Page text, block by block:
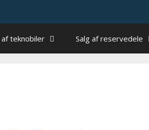
af teknobiler Salg af reservedele